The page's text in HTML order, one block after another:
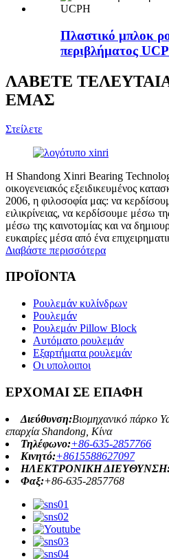
Πλαστικό μπλοκ
περιβλήματος
ΛΑΒΕΤΕ
ΕΜΑΣ
Στείλετε
Η Shandong Xinri Bearing
οικογενειακός εξειδικευμένος
2006, η φιλοσοφία μας: να
ειλικρίνειας, να κερδίσουμε μέσω
μέσω της καινοτομίας και να
ευκαιρίες μέσα από ένα
Διαβάστε περισσότερα
ΠΡΟΪΟΝΤΑ
Ρουλεμάν κυλίνδρων
Ρουλεμάν
Ρουλεμάν Pillow Block
Αυτόματο ρουλεμάν
Εξαρτήματα ρουλεμάν
Οι υπολοιποι
ΕΡΧΟΜΑΙ ΣΕ ΕΠΑΦΗ
Διεύθυνση:Βιομηχανικό πάρκο
επαρχία Shandong, Κίνα
Τηλέφωνο:+86-635-2857766
Κινητό:+8615588627097
ΗΛΕΚΤΡΟΝΙΚΗ
Φαξ:+86-635-2857768